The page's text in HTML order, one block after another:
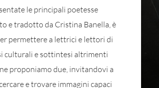
le principali poetesse
e tradotto da Cristina Banella, è
permettere a lettrici e lettori di
culturali e sottintesi altrimenti
proponiamo due, invitandovi a
e trovare immagini capaci